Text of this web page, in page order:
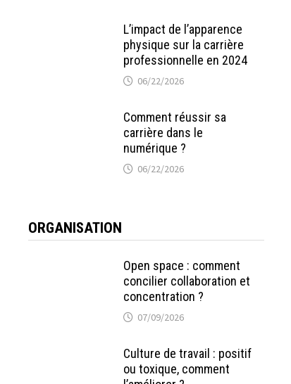
L’impact de l’apparence
physique sur la carrière
professionnelle en 2024
06/22/2026
Comment réussir sa
carrière dans le
numérique ?
06/22/2026
ORGANISATION
Open space : comment
concilier collaboration et
concentration ?
07/09/2026
Culture de travail : positif
ou toxique, comment